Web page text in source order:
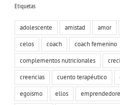
Etiquetas
adolescente amistad amor
celos
coach coach femenino
complementos nutricionales
creencias
cuento terapéutico
egoismo
ellos